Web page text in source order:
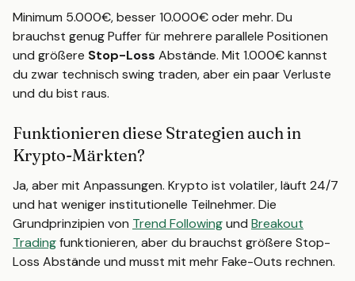
Minimum 5.000€, besser 10.000€ oder mehr. Du
brauchst genug Puffer für mehrere parallele Positionen
und größere Stop-Loss Abstände. Mit 1.000€ kannst
du zwar technisch swing traden, aber ein paar Verluste
und du bist raus.
Funktionieren diese Strategien auch in
Krypto-Märkten?
Ja, aber mit Anpassungen. Krypto ist volatiler, läuft 24/7
und hat weniger institutionelle Teilnehmer. Die
Grundprinzipien von Trend Followingund Breakout
Tradingfunktionieren, aber du brauchst größere Stop-
Loss Abstände und musst mit mehr Fake-Outs rechnen.